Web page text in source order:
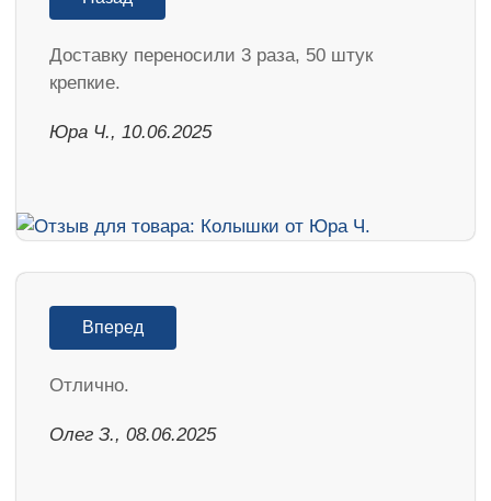
Доставку переносили 3 раза, 50 штук
крепкие.
Юра Ч., 10.06.2025
Вперед
Отлично.
Олег З., 08.06.2025